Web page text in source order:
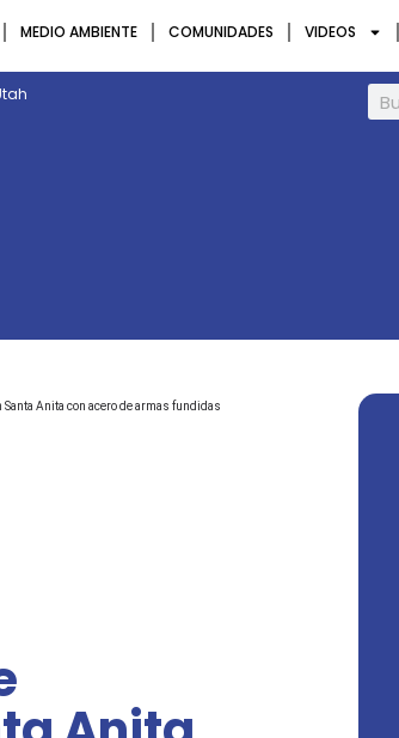
MEDIO AMBIENTE COMUNIDADES VIDEOS
Santa Anita con acero de armas fundidas